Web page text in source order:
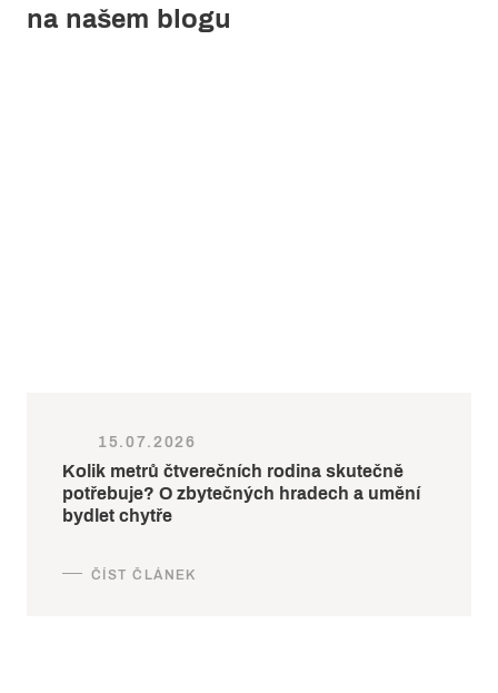
na našem blogu
15.07.2026
Kolik metrů čtverečních rodina skutečně
potřebuje? O zbytečných hradech a umění
bydlet chytře